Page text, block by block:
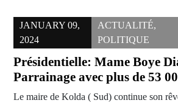
JANUARY 09,
2024
ACTUALITÉ,
POLITIQUE
Présidentielle: Mame Boye
Parrainage avec plus de 53
Le maire de Kolda ( Sud) continue son